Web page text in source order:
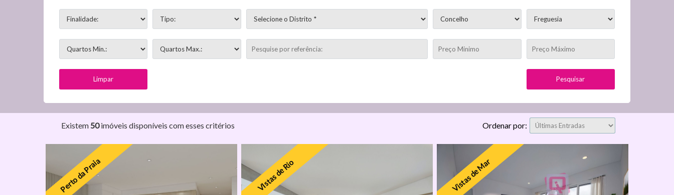
Existem 50imóveis disponíveis com esses critérios Ordenar por:
Perto da Praia VIstas de Rio Vistas de Mar